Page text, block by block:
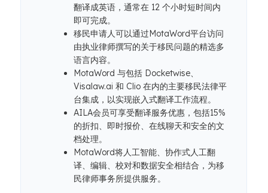
翻译成英语，通常在 12 个小时短时间内
即可完成。
移民申请人可以通过MotaWord平台访问
由执业律师撰写的关于移民问题的精选多
语言内容。
MotaWord 与包括 Docketwise、
Visalaw.ai 和 Clio 在内的主要移民法律平
台集成，以实现嵌入式翻译工作流程。
AILA会员可享受翻译服务优惠，包括15%
的折扣、即时报价、在线聊天和安全的文
档处理。
MotaWord将人工智能、协作式人工翻
译、编辑、校对和数据安全相结合，为移
民律师事务所提供服务。